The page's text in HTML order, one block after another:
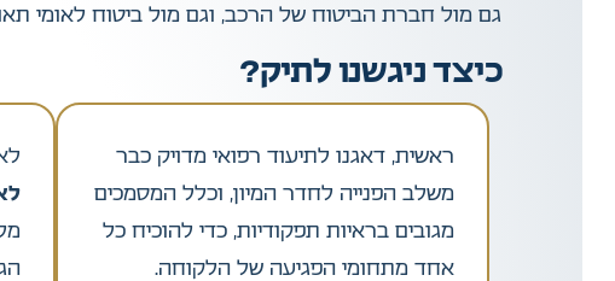
גם מול חברת הביטוח של הרכב, וגם מול ביטוח לאומי
כיצד ניגשנו לתיק?
ראשית, דאגנו לתיעוד רפואי מדויק כבר
משלב הפנייה לחדר המיון, וכלל המסמכים
מגובים בראיות תפקודיות, כדי להוכיח כל
אחד מתחומי הפגיעה של הלקוחה.